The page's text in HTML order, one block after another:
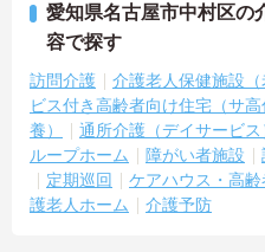
愛知県名古屋市中村区の
容で探す
訪問介護 介護老人保健施設（
ビス付き高齢者向け住宅（サ高
養）
通所介護（デイサービス
ループホーム
障がい者施設
定期巡回
ケアハウス・高
護老人ホーム
介護予防